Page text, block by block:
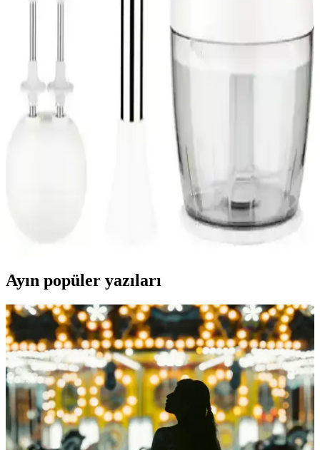
Bu karşılaştırmada Fakir Retroplex Rosie ile Karaca Mastermaid
aksesuarlar, güvenlik ve temizlik açısından farkları ayrıntılı olarak
Fakir Starky Eco Power 800W 2'si 1 Arada Dikey
Elektrikli Süpürge Özellikleri ve Kullanıcı Yorumları
Fakir Starky Eco Power 800W 2'si 1 arada dik süpürge, yüksek
performans ve enerji verimliliği sunar. Hafif tasarımı ve çok
fonksiyonlu kullanımıyla günlük temizlikte avantaj sağlar.
Fakir Tilia 1000 Watt Çok Fonksiyonlu Blender Seti
Yüksek Performans ve Dayanıklılık
Fakir Tilia 1000 Watt blender seti, yüksek performanslı motoru ve
çok fonksiyonlu tasarımıyla mutfakta çeşitli ihtiyaçlara cevap verir,
Ayın popüler yazıları